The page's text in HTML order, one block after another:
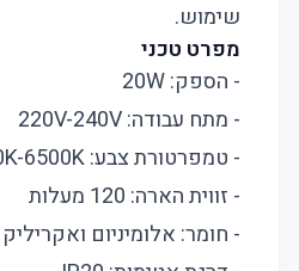
שימוש.
מפרט טכני
- הספק: 20W
- מתח עבודה: 220V-240V
- טמפרטורת צבע: 3000K-6500K
- זווית הארה: 120 מעלות
- חומר: אלומיניום ואקריליק